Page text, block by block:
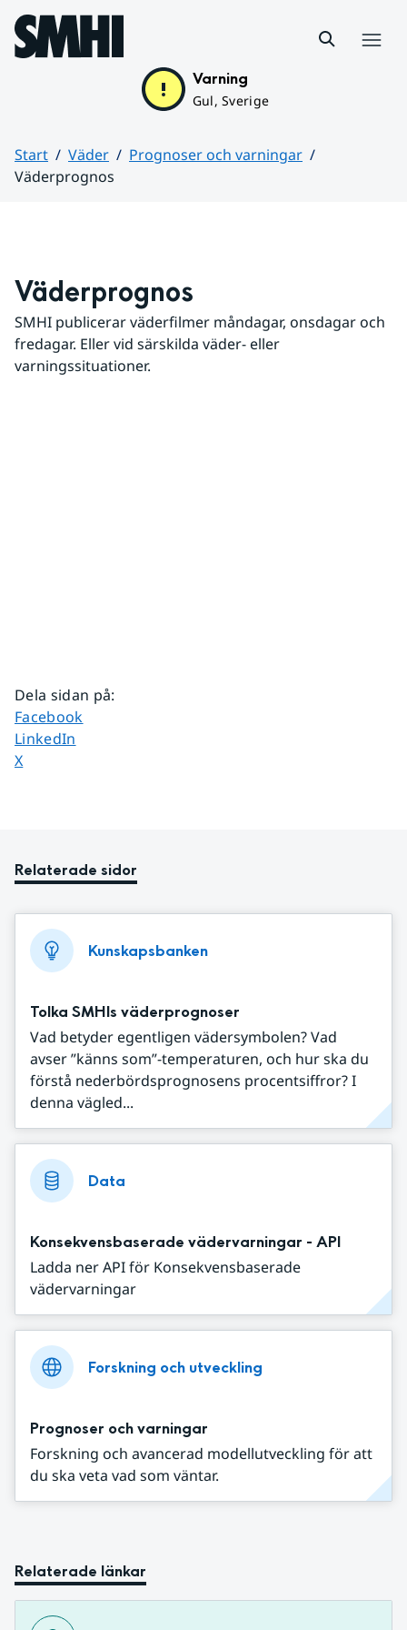
Hoppa till sidans innehåll
Varning
Gul, Sverige
Start Väder
Prognoser och varningar
Väderprognos
Väderprognos
SMHI publicerar väderfilmer måndagar, onsdagar och
fredagar. Eller vid särskilda väder- eller
varningssituationer.
Dela sidan på:
Dela sidan på
Facebook
Dela sidan på
LinkedIn
Dela sidan på
X
Relaterade sidor
Kunskapsbanken
Tolka SMHIs väderprognoser
Vad betyder egentligen vädersymbolen? Vad
avser ”känns som”-temperaturen, och hur ska du
förstå nederbördsprognosens procentsiffror? I
denna vägled...
Data
Konsekvensbaserade vädervarningar - API
Ladda ner API för Konsekvensbaserade
vädervarningar
Forskning och utveckling
Prognoser och varningar
Forskning och avancerad modellutveckling för att
du ska veta vad som väntar.
Relaterade länkar